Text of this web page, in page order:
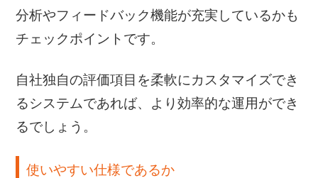
分析やフィードバック機能が充実しているかも
チェックポイントです。
自社独自の評価項目を柔軟にカスタマイズでき
るシステムであれば、より効率的な運用ができ
るでしょう。
使いやすい仕様であるか